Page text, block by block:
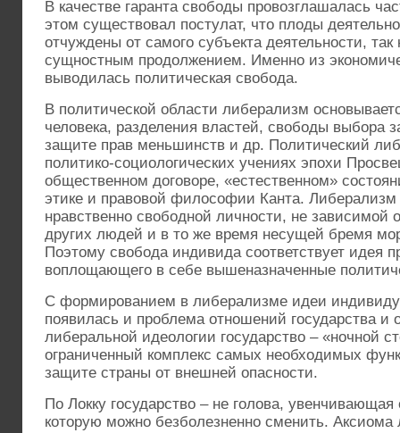
В качестве гаранта свободы провозглашалась
этом существовал постулат, что плоды
отчуждены от самого субъекта деятельности, так
сущностным продолжением. Именно из
выводилась политическая свобода.
В политической области либерализм
человека, разделения властей, свободы выбора
защите прав меньшинств и др. Политический
политико-социологических учениях эпохи
общественном договоре, «естественном»
этике и правовой философии Канта.
нравственно свободной личности, не зависимой
других людей и в то же время несущей бремя
Поэтому свобода индивида соответствует идея
воплощающего в себе вышеназначенные
С формированием в либерализме идеи
появилась и проблема отношений государства и
либеральной идеологии государство – «ночной
ограниченный комплекс самых необходимых
защите страны от внешней опасности.
По Локку государство – не голова,
которую можно безболезненно сменить.